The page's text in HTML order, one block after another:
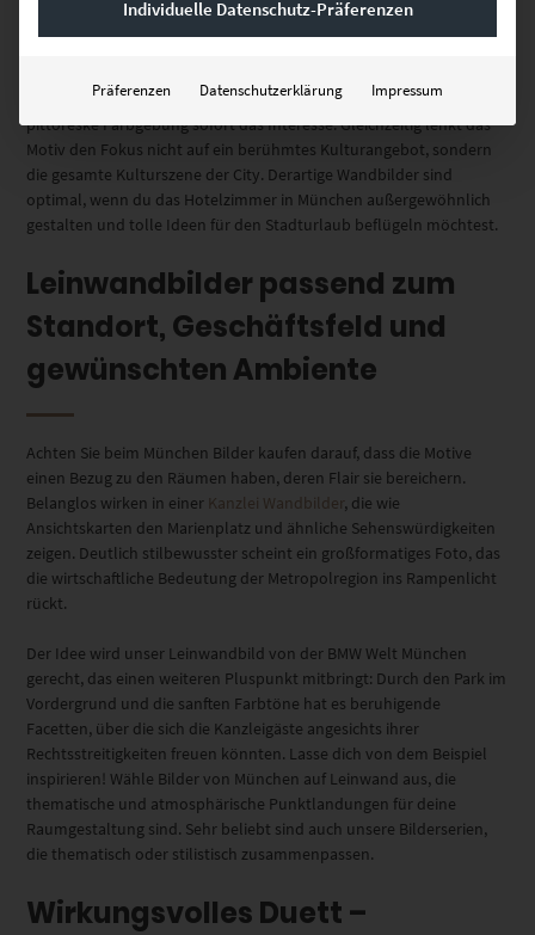
Künstlerhaus. Es weckt durch das beschauliche Gebäude und die
pittoreske Farbgebung sofort das Interesse. Gleichzeitig lenkt das
Motiv den Fokus nicht auf ein berühmtes Kulturangebot, sondern
die gesamte Kulturszene der City. Derartige Wandbilder sind
optimal, wenn du das Hotelzimmer in München außergewöhnlich
gestalten und tolle Ideen für den Stadturlaub beflügeln möchtest.
Leinwandbilder passend zum
Standort, Geschäftsfeld und
gewünschten Ambiente
Achten Sie beim München Bilder kaufen darauf, dass die Motive
einen Bezug zu den Räumen haben, deren Flair sie bereichern.
Belanglos wirken in einer Kanzlei Wandbilder, die wie
Ansichtskarten den Marienplatz und ähnliche Sehenswürdigkeiten
zeigen. Deutlich stilbewusster scheint ein großformatiges Foto, das
die wirtschaftliche Bedeutung der Metropolregion ins Rampenlicht
rückt.
Der Idee wird unser Leinwandbild von der BMW Welt München
gerecht, das einen weiteren Pluspunkt mitbringt: Durch den Park im
Vordergrund und die sanften Farbtöne hat es beruhigende
Facetten, über die sich die Kanzleigäste angesichts ihrer
Rechtsstreitigkeiten freuen könnten. Lasse dich von dem Beispiel
inspirieren! Wähle Bilder von München auf Leinwand aus, die
thematische und atmosphärische Punktlandungen für deine
Raumgestaltung sind. Sehr beliebt sind auch unsere Bilderserien,
die thematisch oder stilistisch zusammenpassen.
Wirkungsvolles Duett –
Individuelle Datenschutz-Präferenzen
Präferenzen Datenschutzerklärung Impressum